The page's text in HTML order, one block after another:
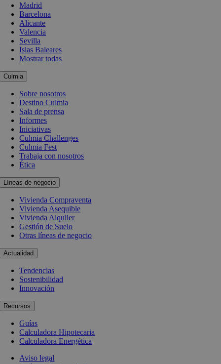
Madrid
Barcelona
Alicante
Valencia
Sevilla
Islas Baleares
Mostrar todas
Culmia
Sobre nosotros
Destino Culmia
Sala de prensa
Informes
Iniciativas
Culmia Challenges
Culmia Fest
Trabaja con nosotros
Ética
Líneas de negocio
Vivienda Compraventa
Vivienda Asequible
Vivienda Alquiler
Gestión de Suelo
Otras líneas de negocio
Actualidad
Tendencias
Sostenibilidad
Innovación
Recursos
Guías
Calculadora Hipotecaria
Calculadora Energética
Aviso legal